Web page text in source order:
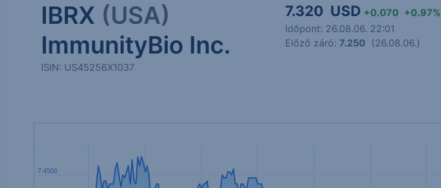
IBRX (USA)
ImmunityBio Inc.
ISIN: US45256X1037
7.320 USD +0.070 +0.97%
Időpont: 26.08.06. 22:01
Előző záró:7.250 (26.08.06.)
7.4500